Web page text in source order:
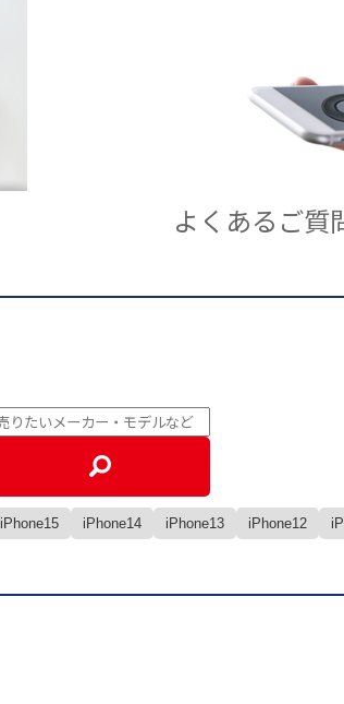
よくあるご質
iPhone15 iPhone14 iPhone13 iPhone12